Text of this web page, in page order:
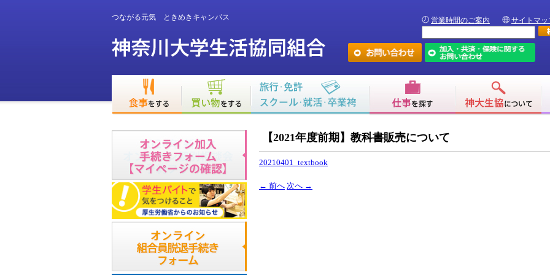
つながる元気 ときめきキャンパス 営業時間のご案内 サイトマッ
【2021年度前期】教科書販売について
20210401_textbook
← 前へ 次へ →